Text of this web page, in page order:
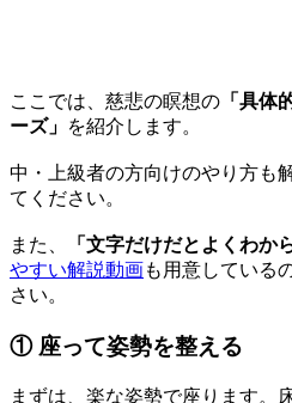
ここでは、慈悲の瞑想の 「具体
ーズ」 を紹介します。
中・上級者の方向けのやり方も
てください。
また、 「文字だけだとよくわか
やすい解説動画も用意している
さい。
① 座って姿勢を整える
まずは、楽な姿勢で座ります。